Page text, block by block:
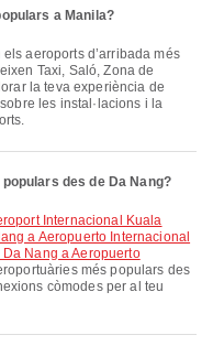
a Manila?
els aeroports d’arribada més
Taxi, Saló, Zona de
la teva experiència de
les instal·lacions i la
des de Da Nang?
a Aeropuerto Internacional
Nang a Aeropuerto
més populars des
còmodes per al teu